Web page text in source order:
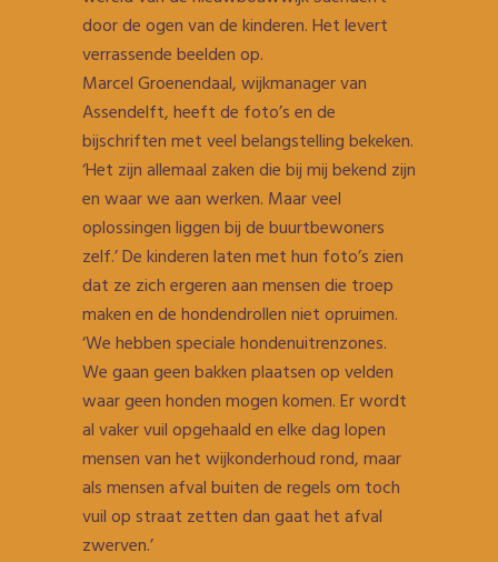
door de ogen van de kinderen. Het levert
verrassende beelden op.
Marcel Groenendaal, wijkmanager van
Assendelft, heeft de foto’s en de
bijschriften met veel belangstelling bekeken.
‘Het zijn allemaal zaken die bij mij bekend zijn
en waar we aan werken. Maar veel
oplossingen liggen bij de buurtbewoners
zelf.’ De kinderen laten met hun foto’s zien
dat ze zich ergeren aan mensen die troep
maken en de hondendrollen niet opruimen.
‘We hebben speciale hondenuitrenzones.
We gaan geen bakken plaatsen op velden
waar geen honden mogen komen. Er wordt
al vaker vuil opgehaald en elke dag lopen
mensen van het wijkonderhoud rond, maar
als mensen afval buiten de regels om toch
vuil op straat zetten dan gaat het afval
zwerven.’